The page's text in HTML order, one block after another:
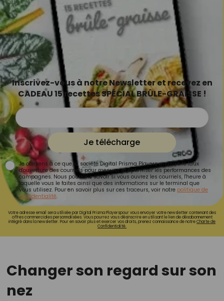
Inscrivez-vous à notre Newsletter et recevez en
CADEAU 15 recettes SPÉCIAL BRÛLE-GRAISSE !
Je télécharge
Je consens à ce que la société Digital Prisma Players analyse le taux
d'ouverture des courriels pour mesurer et optimiser les performances des
campagnes. Nous pourrons savoir si vous ouvrez les courriels, l'heure à
laquelle vous le faites ainsi que des informations sur le terminal que
vous utilisez. Pour en savoir plus sur ces traceurs, voir notre politique de
confidentialité.
Votre adresse email sera utilisée par Digital Prisma Playerspour vous envoyer votre newsletter contenant des
offres commerciales personnalisées. Vous pourrez vous désinscrire en utilisant le lien de désabonnement
intégré dans la newsletter. Pour en savoir plus et exercer vos droits, prenez connaissance de notreCharte de
Confidentialité.
Changer son regard sur son
nez